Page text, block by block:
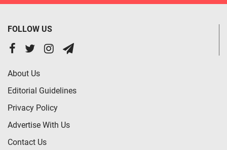
FOLLOW US
About Us
Editorial Guidelines
Privacy Policy
Advertise With Us
Contact Us